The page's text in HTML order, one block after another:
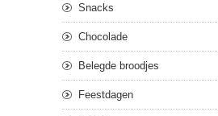
Snacks
Chocolade
Belegde broodjes
Feestdagen